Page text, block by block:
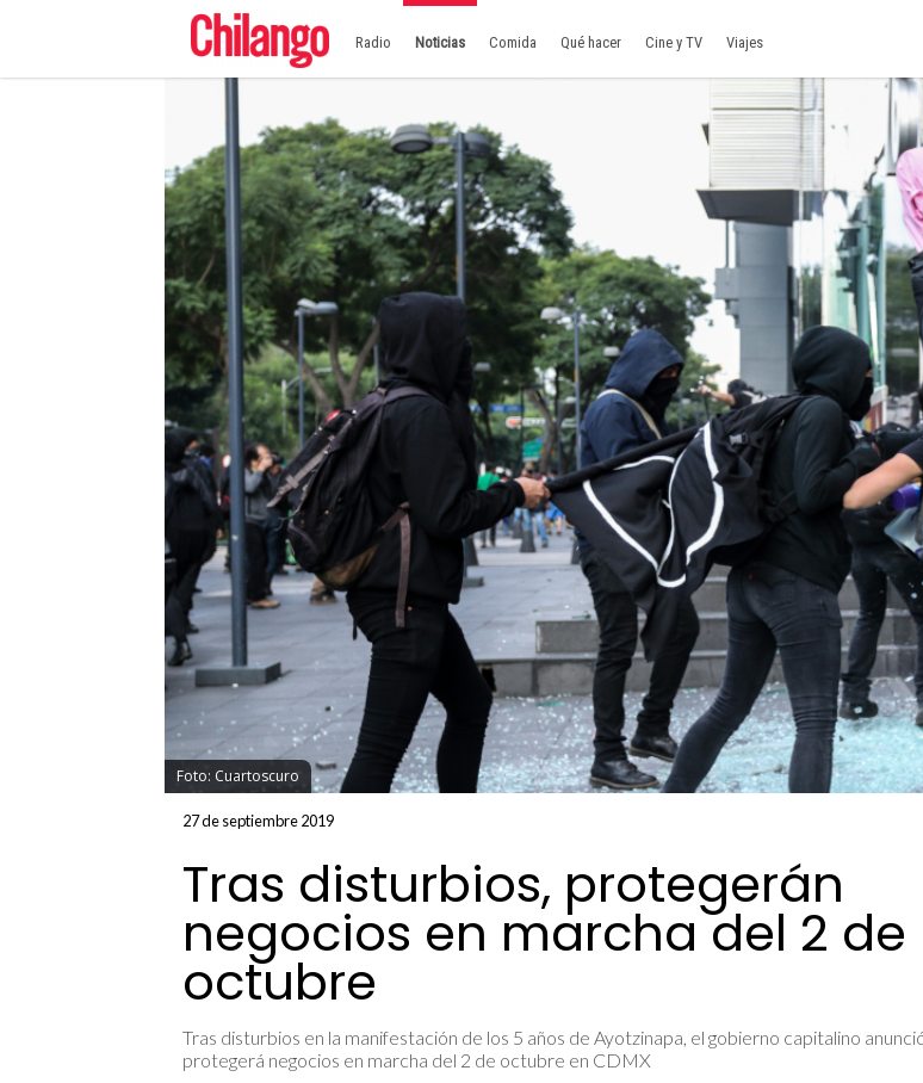
Radio Noticias Comida Qué hacer Cine y TV Viajes
Foto: Cuartoscuro
27 de septiembre 2019
Tras disturbios, protegerán
negocios en marcha del 2 de
octubre
Tras disturbios en la manifestación de los 5 años de Ayotzinapa, el gobierno capitalino
protegerá negocios en marcha del 2 de octubre en CDMX